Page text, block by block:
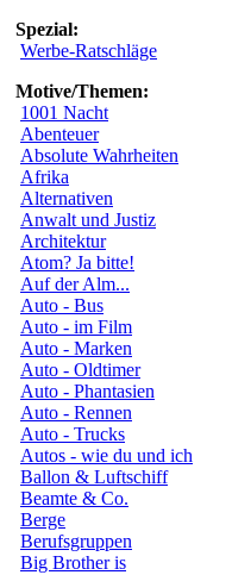
Spezial:
Werbe-Ratschläge
Motive/Themen:
1001 Nacht
Abenteuer
Absolute Wahrheiten
Afrika
Alternativen
Anwalt und Justiz
Architektur
Atom? Ja bitte!
Auf der Alm...
Auto - Bus
Auto - im Film
Auto - Marken
Auto - Oldtimer
Auto - Phantasien
Auto - Rennen
Auto - Trucks
Autos - wie du und ich
Ballon & Luftschiff
Beamte & Co.
Berge
Berufsgruppen
Big Brother is